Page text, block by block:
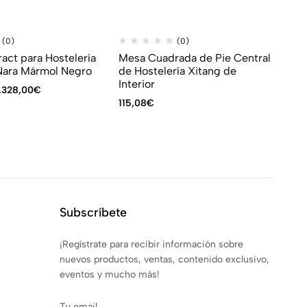
(0)
para Hostelería
Mármol Negro
€
(0)
Mesa Cuadrada de Pie Central
de Hostelería Xitang de
Interior
115,08€
Subscríbete
¡Regístrate para recibir información sobre
nuevos productos, ventas, contenido exclusivo,
eventos y mucho más!